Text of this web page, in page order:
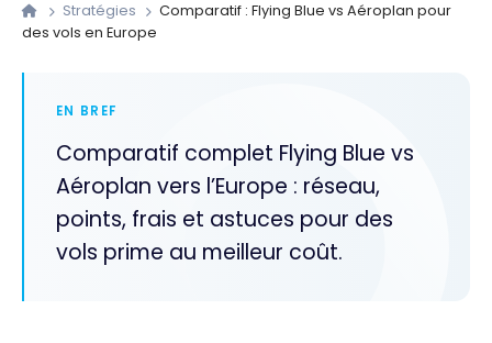
Stratégies
Comparatif : Flying Blue vs Aéroplan pour
des vols en Europe
EN BREF
Comparatif complet Flying Blue vs
Aéroplan vers l’Europe : réseau,
points, frais et astuces pour des
vols prime au meilleur coût.